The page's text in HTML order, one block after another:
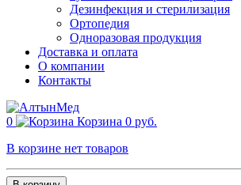
Дезинфекция и стерилизация
Ортопедия
Одноразовая продукция
Доставка и оплата
О компании
Контакты
0 Корзина 0 руб.
В корзине нет товаров